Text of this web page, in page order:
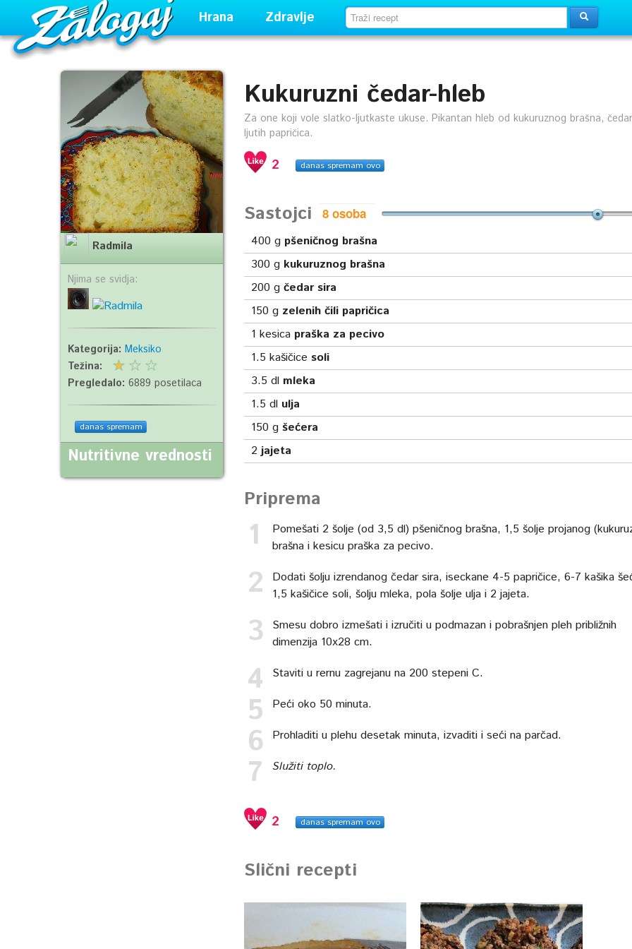
Hrana Zdravlje
Kukuruzni čedar-hleb
Za one koji vole slatko-ljutkaste ukuse. Pikantan hleb od kukuruznog brašna,
ljutih papričica.
2 danas spremam ovo
Sastojci
400 g pšeničnog brašna
300 g kukuruznog brašna
200 g čedar sira
150 g zelenih čili papričica
1 kesica praška za pecivo
1.5 kašičice soli
3.5 dl mleka
1.5 dl ulja
150 g šećera
2 jajeta
Priprema
Pomešati 2 šolje (od 3,5 dl) pšeničnog brašna, 1,5 šolje projanog
brašna i kesicu praška za pecivo.
Dodati šolju izrendanog čedar sira, iseckane 4-5 papričice, 6-7 kašika
1,5 kašičice soli, šolju mleka, pola šolje ulja i 2 jajeta.
Smesu dobro izmešati i izručiti u podmazan i pobrašnjen pleh približnih
dimenzija 10x28 cm.
Staviti u rernu zagrejanu na 200 stepeni C.
Peći oko 50 minuta.
Prohladiti u plehu desetak minuta, izvaditi i seći na parčad.
Služiti toplo.
2 danas spremam ovo
Slični recepti
Radmila
Njima se svidja:
Kategorija: Meksiko
Težina:
Pregledalo: 6889 posetilaca
danas spremam
Nutritivne vrednosti